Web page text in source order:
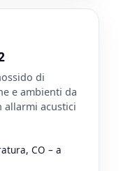
di
e ambienti da
allarmi acustici
CO – a